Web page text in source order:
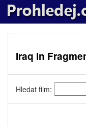
Iraq in
Hledat film: